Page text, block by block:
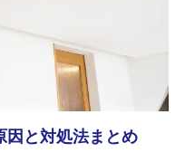
因と対処法まとめ